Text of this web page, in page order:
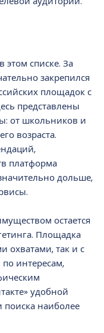
списке. За
закрепился
площадок с
представлены
от школьников и
возраста.
платформа
дольше,
остается
Площадка
охватами, так и с
интересам,
удобной
поиска наиболее